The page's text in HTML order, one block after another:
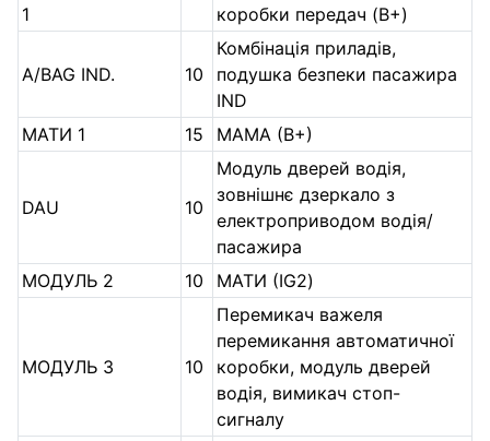
1
коробки передач (B+)
A/BAG IND. 10
Комбінація приладів,
подушка безпеки пасажира
IND
МАТИ 1
15 МАМА (В+)
DAU 10
Модуль дверей водія,
зовнішнє дзеркало з
електроприводом водія/
пасажира
МОДУЛЬ 2
10 МАТИ (IG2)
МОДУЛЬ 3 10
Перемикач важеля
перемикання автоматичної
коробки, модуль дверей
водія, вимикач стоп-
сигналу